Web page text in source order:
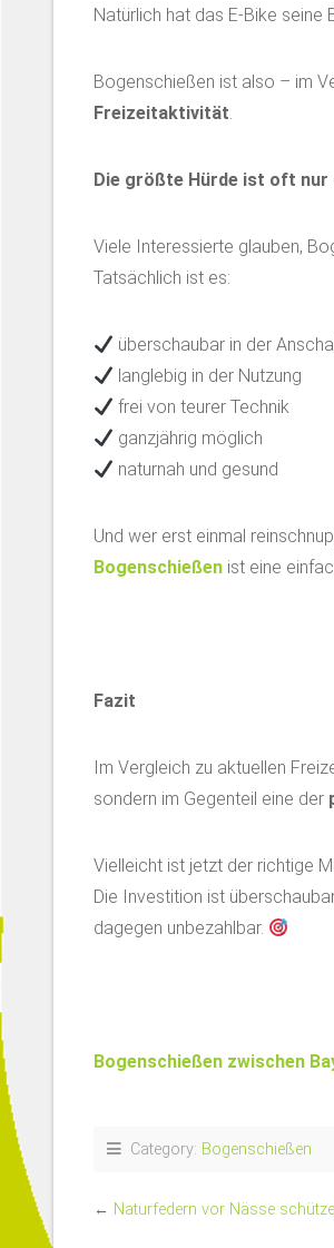
Natürlich hat das E-Bike seine
Bogenschießen ist also – im
Freizeitaktivität.
Die größte Hürde ist oft nur
Viele Interessierte glauben,
Tatsächlich ist es:
überschaubar in der
langlebig in der Nutzung
frei von teurer Technik
ganzjährig möglich
naturnah und gesund
Und wer erst einmal
Bogenschießen ist eine
Fazit
Im Vergleich zu aktuellen
sondern im Gegenteil eine der
Vielleicht ist jetzt der richtige
Die Investition ist
dagegen unbezahlbar.
Bogenschießen zwischen
Category: Bogenschießen
← Naturfedern vor Nässe